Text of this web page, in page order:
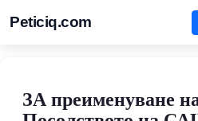
Peticiq.com
ЗА преименуване